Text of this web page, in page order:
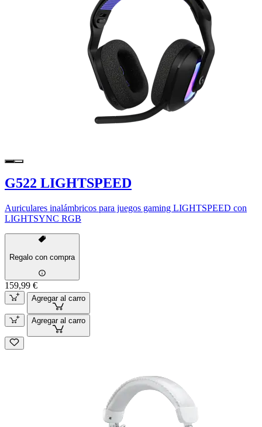
G522 LIGHTSPEED
Auriculares inalámbricos para juegos gaming LIGHTSPEED con
LIGHTSYNC RGB
Regalo con compra
159,99 €
Agregar al carro
Agregar al carro